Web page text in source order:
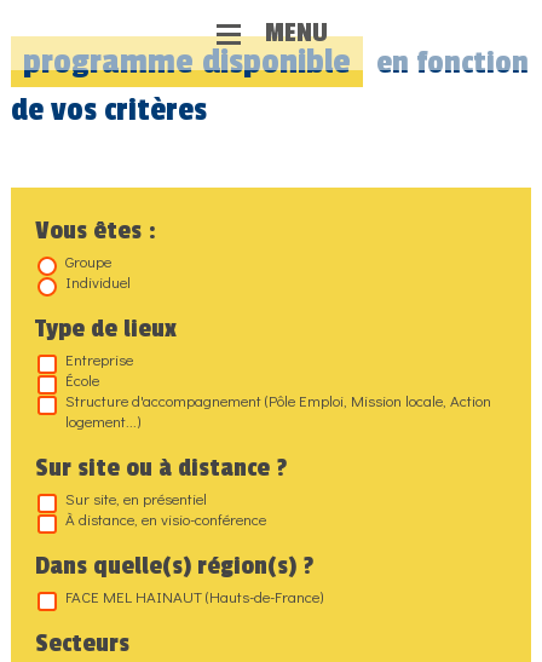
MENU
programmedisponible
en fonction
de vos critères
Vous êtes :
Groupe
Individuel
Type de lieux
Entreprise
École
Structure d'accompagnement (Pôle Emploi, Mission locale, Action
logement...)
Sur site ou à distance ?
Sur site, en présentiel
À distance, en visio-conférence
Dans quelle(s) région(s) ?
FACE MEL HAINAUT (Hauts-de-France)
Secteurs